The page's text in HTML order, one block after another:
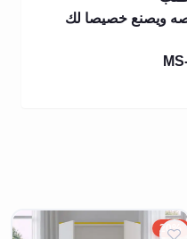
ويصنع خصيصا لك
20%